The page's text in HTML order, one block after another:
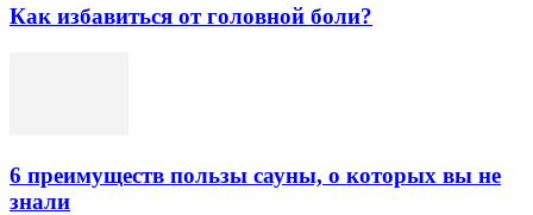
Как избавиться от головной боли?
6 преимуществ пользы сауны, о которых вы не
знали